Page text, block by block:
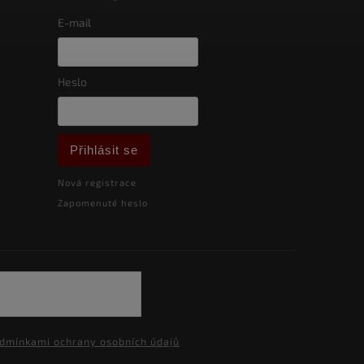
E-mail
Heslo
Přihlásit se
Nová registrace
Zapomenuté heslo
ochrany osobních údajů